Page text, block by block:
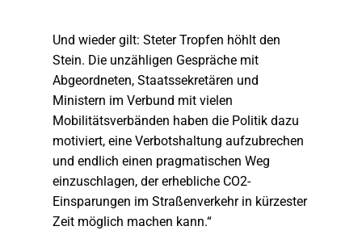
Und wieder gilt: Steter Tropfen höhlt den
Stein. Die unzähligen Gespräche mit
Abgeordneten, Staatssekretären und
Ministern im Verbund mit vielen
Mobilitätsverbänden haben die Politik dazu
motiviert, eine Verbotshaltung aufzubrechen
und endlich einen pragmatischen Weg
einzuschlagen, der erhebliche CO2-
Einsparungen im Straßenverkehr in kürzester
Zeit möglich machen kann.“